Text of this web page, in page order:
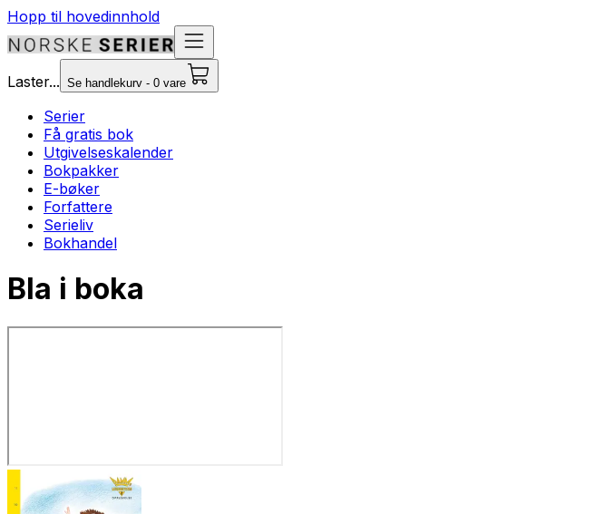
Hopp til hovedinnhold
Laster... Se handlekurv - 0 vare
Serier
Få gratis bok
Utgivelseskalender
Bokpakker
E-bøker
Forfattere
Serieliv
Bokhandel
Bla i boka